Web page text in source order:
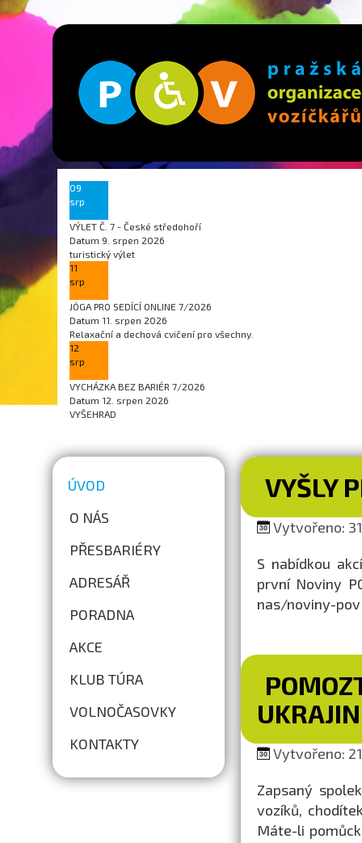
09
srp
VÝLET Č. 7 - České středohoří
Datum 9. srpen 2026
turistický výlet
11
srp
JÓGA PRO SEDÍCÍ ONLINE 7/2026
Datum 11. srpen 2026
Relaxační a dechová cvičení pro všechny.
12
srp
VYCHÁZKA BEZ BARIÉR 7/2026
Datum 12. srpen 2026
VYŠEHRAD
ÚVOD
O NÁS
PŘESBARIÉRY
ADRESÁŘ
PORADNA
AKCE
KLUB TÚRA
VOLNOČASOVKY
KONTAKTY
VYŠLY
Vytvořeno:
S nabídkou
první Noviny
nas/noviny-pov
Vytvořeno:
Zapsaný
vozíků,
Máte-li